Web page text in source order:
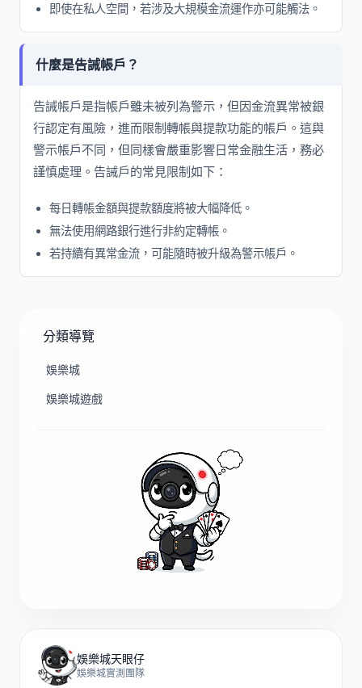
分類導覽
娛樂城
娛樂城遊戲
娛樂城天眼仔
娛樂城實測團隊
即使在私人空間，若涉及大規模金流運作亦可能觸法。
什麼是告誡帳戶？
告誡帳戶是指帳戶雖未被列為警示，但因金流異常被銀
行認定有風險，進而限制轉帳與提款功能的帳戶。這與
警示帳戶不同，但同樣會嚴重影響日常金融生活，務必
謹慎處理。告誡戶的常見限制如下：
每日轉帳金額與提款額度將被大幅降低。
無法使用網路銀行進行非約定轉帳。
若持續有異常金流，可能隨時被升級為警示帳戶。